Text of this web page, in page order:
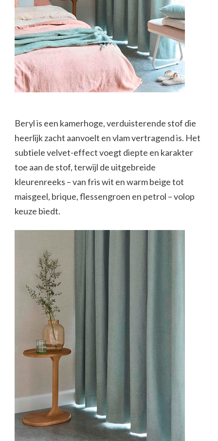
Beryl is een kamerhoge, verduisterende stof die
heerlijk zacht aanvoelt en vlam vertragend is. Het
subtiele velvet-effect voegt diepte en karakter
toe aan de stof, terwijl de uitgebreide
kleurenreeks – van fris wit en warm beige tot
maisgeel, brique, flessengroen en petrol – volop
keuze biedt.